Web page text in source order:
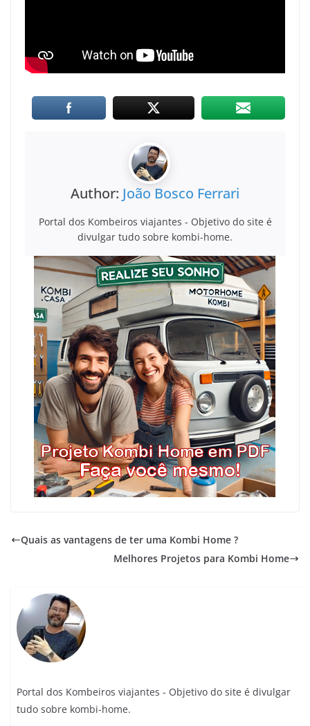
Author: João Bosco Ferrari
Portal dos Kombeiros viajantes - Objetivo do site é
divulgar tudo sobre kombi-home.
Quais as vantagens de ter uma Kombi Home ?
Melhores Projetos para Kombi Home
Portal dos Kombeiros viajantes - Objetivo do site é divulgar
tudo sobre kombi-home.